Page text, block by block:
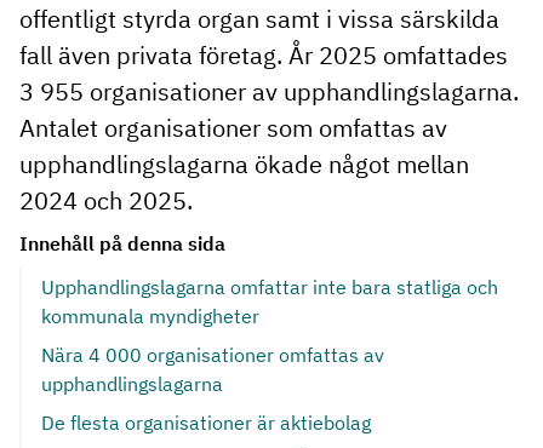
offentligt styrda organ samt i vissa särskilda
fall även privata företag. År 2025 omfattades
3 955 organisationer av upphandlingslagarna.
Antalet organisationer som omfattas av
upphandlingslagarna ökade något mellan
2024 och 2025.
Innehåll på denna sida
Upphandlingslagarna omfattar inte bara statliga och
kommunala myndigheter
Nära 4 000 organisationer omfattas av
upphandlingslagarna
De flesta organisationer är aktiebolag